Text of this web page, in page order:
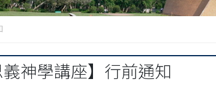
義神學講座】行前通知